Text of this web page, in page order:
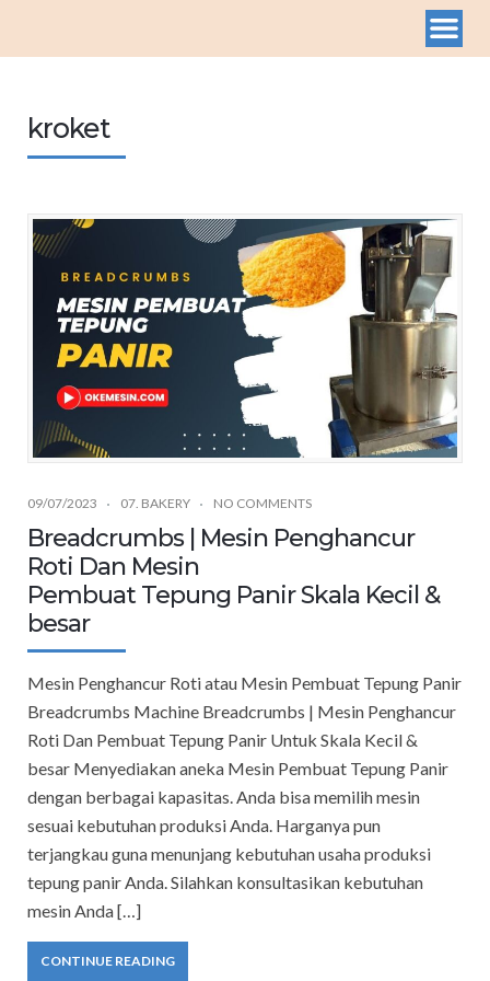
kroket
09/07/2023 07. BAKERY NO COMMENTS
Breadcrumbs | Mesin Penghancur
Roti Dan Mesin
Pembuat Tepung Panir Skala Kecil &
besar
Mesin Penghancur Roti atau Mesin Pembuat Tepung Panir
Breadcrumbs Machine Breadcrumbs | Mesin Penghancur
Roti Dan Pembuat Tepung Panir Untuk Skala Kecil &
besar Menyediakan aneka Mesin Pembuat Tepung Panir
dengan berbagai kapasitas. Anda bisa memilih mesin
sesuai kebutuhan produksi Anda. Harganya pun
terjangkau guna menunjang kebutuhan usaha produksi
tepung panir Anda. Silahkan konsultasikan kebutuhan
mesin Anda […]
CONTINUE READING